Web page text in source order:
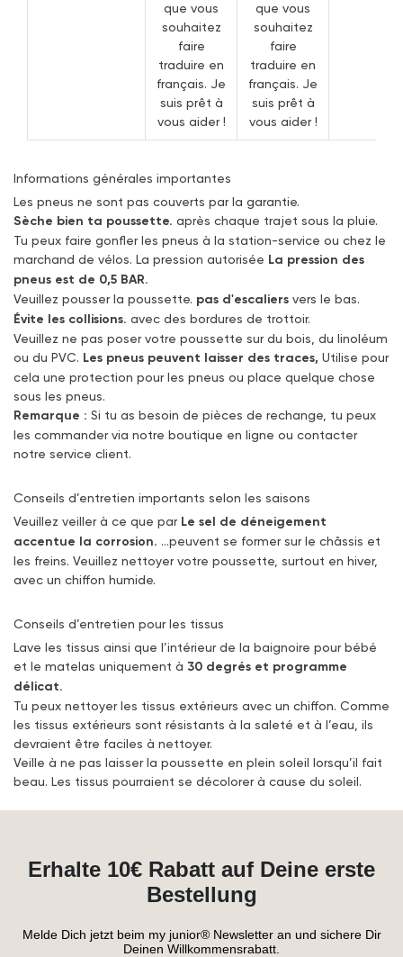
que vous
souhaitez
faire
traduire en
français. Je
suis prêt à
vous aider !
que vous
souhaitez
faire
traduire en
français. Je
suis prêt à
vous aider !
Informations générales importantes
Les pneus ne sont pas couverts par la garantie.
Sèche bien ta poussette. après chaque trajet sous la pluie.
Tu peux faire gonfler les pneus à la station-service ou chez le
marchand de vélos. La pression autorisée La pression des
pneus est de 0,5 BAR.
Veuillez pousser la poussette. pas d'escaliers vers le bas.
Évite les collisions. avec des bordures de trottoir.
Veuillez ne pas poser votre poussette sur du bois, du linoléum
ou du PVC. Les pneus peuvent laisser des traces, Utilise pour
cela une protection pour les pneus ou place quelque chose
sous les pneus.
Remarque : Si tu as besoin de pièces de rechange, tu peux
les commander via notre boutique en ligne ou contacter
notre service client.
Conseils d’entretien importants selon les saisons
Veuillez veiller à ce que par Le sel de déneigement
accentue la corrosion. …peuvent se former sur le châssis et
les freins. Veuillez nettoyer votre poussette, surtout en hiver,
avec un chiffon humide.
Conseils d’entretien pour les tissus
Lave les tissus ainsi que l’intérieur de la baignoire pour bébé
et le matelas uniquement à 30 degrés et programme
délicat.
Tu peux nettoyer les tissus extérieurs avec un chiffon. Comme
les tissus extérieurs sont résistants à la saleté et à l’eau, ils
devraient être faciles à nettoyer.
Veille à ne pas laisser la poussette en plein soleil lorsqu’il fait
beau. Les tissus pourraient se décolorer à cause du soleil.
Erhalte 10€ Rabatt auf Deine erste
Bestellung
Melde Dich jetzt beim my junior® Newsletter an und sichere Dir
Deinen Willkommensrabatt.